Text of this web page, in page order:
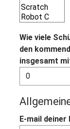
Wie viele
den
insgesamt
E-mail deiner